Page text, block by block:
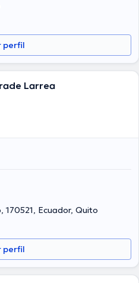
perfil
Larrea
Ecuador, Quito
perfil